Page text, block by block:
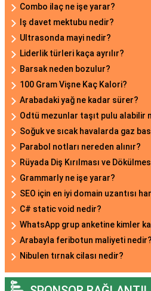
Combo ilaç ne işe yarar?
Iş davet mektubu nedir?
Ultrasonda mayi nedir?
Liderlik türleri kaça ayrılır?
Barsak neden bozulur?
100 Gram Vişne Kaç Kalori?
Arabadaki yağ ne kadar sürer?
Odtü mezunlar taşıt pulu alabilir
Soğuk ve sıcak havalarda gaz
Parabol notları nereden alınır?
Rüyada Diş Kırılması ve
Grammarly ne işe yarar?
SEO için en iyi domain uzantısı
C# static void nedir?
WhatsApp grup anketine kimler
Arabayla feribotun maliyeti nedir?
Nibulen tırnak cilası nedir?